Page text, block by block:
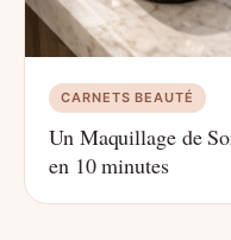
CARNETS BEAUTÉ
Un Maquillage de
en 10 minutes